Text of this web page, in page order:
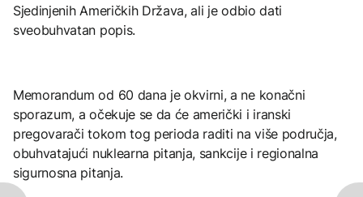
Sjedinjenih Američkih Država, ali je odbio dati
sveobuhvatan popis.
Memorandum od 60 dana je okvirni, a ne konačni
sporazum, a očekuje se da će američki i iranski
pregovarači tokom tog perioda raditi na više područja,
obuhvatajući nuklearna pitanja, sankcije i regionalna
sigurnosna pitanja.